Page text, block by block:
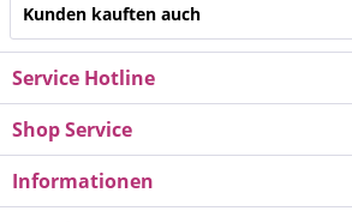
Kunden kauften auch
Service Hotline
Shop Service
Informationen